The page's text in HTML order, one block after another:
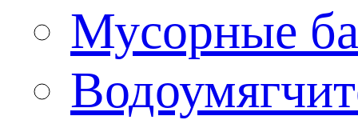
Мусорные